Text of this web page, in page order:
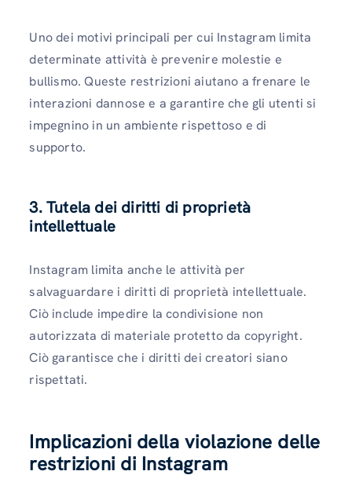
Uno dei motivi principali per cui Instagram limita
determinate attività è prevenire molestie e
bullismo. Queste restrizioni aiutano a frenare le
interazioni dannose e a garantire che gli utenti si
impegnino in un ambiente rispettoso e di
supporto.
3. Tutela dei diritti di proprietà
intellettuale
Instagram limita anche le attività per
salvaguardare i diritti di proprietà intellettuale.
Ciò include impedire la condivisione non
autorizzata di materiale protetto da copyright.
Ciò garantisce che i diritti dei creatori siano
rispettati.
Implicazioni della violazione delle
restrizioni di Instagram